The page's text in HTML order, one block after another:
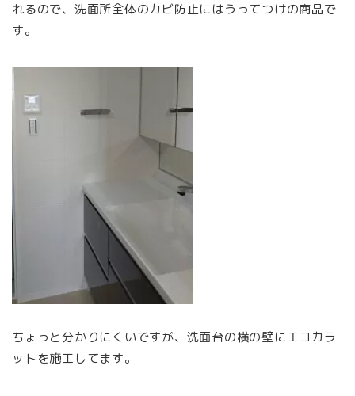
れるので、洗面所全体のカビ防止にはうってつけの商品で
す。
ちょっと分かりにくいですが、洗面台の横の壁にエコカラ
ットを施工してます。